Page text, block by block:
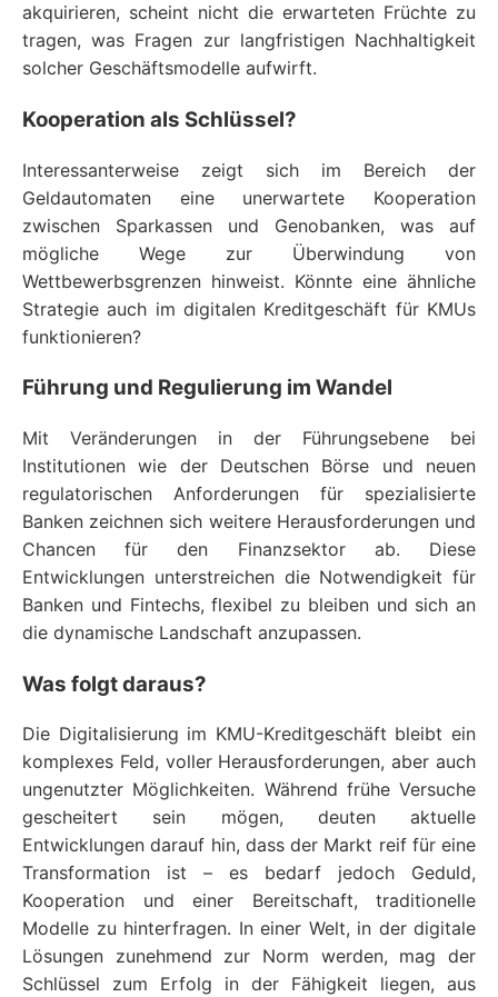
akquirieren, scheint nicht die erwarteten Früchte zu
tragen, was Fragen zur langfristigen Nachhaltigkeit
solcher Geschäftsmodelle aufwirft.
Kooperation als Schlüssel?
Interessanterweise zeigt sich im Bereich der
Geldautomaten eine unerwartete Kooperation
zwischen Sparkassen und Genobanken, was auf
mögliche Wege zur Überwindung von
Wettbewerbsgrenzen hinweist. Könnte eine ähnliche
Strategie auch im digitalen Kreditgeschäft für KMUs
funktionieren?
Führung und Regulierung im Wandel
Mit Veränderungen in der Führungsebene bei
Institutionen wie der Deutschen Börse und neuen
regulatorischen Anforderungen für spezialisierte
Banken zeichnen sich weitere Herausforderungen und
Chancen für den Finanzsektor ab. Diese
Entwicklungen unterstreichen die Notwendigkeit für
Banken und Fintechs, flexibel zu bleiben und sich an
die dynamische Landschaft anzupassen.
Was folgt daraus?
Die Digitalisierung im KMU-Kreditgeschäft bleibt ein
komplexes Feld, voller Herausforderungen, aber auch
ungenutzter Möglichkeiten. Während frühe Versuche
gescheitert sein mögen, deuten aktuelle
Entwicklungen darauf hin, dass der Markt reif für eine
Transformation ist – es bedarf jedoch Geduld,
Kooperation und einer Bereitschaft, traditionelle
Modelle zu hinterfragen. In einer Welt, in der digitale
Lösungen zunehmend zur Norm werden, mag der
Schlüssel zum Erfolg in der Fähigkeit liegen, aus